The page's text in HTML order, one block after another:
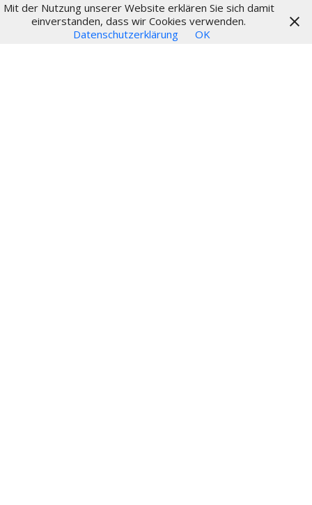
© 2024
Mit der Nutzung unserer Website erklären Sie sich damit
einverstanden, dass wir Cookies verwenden.
Datenschutzerklärung
OK